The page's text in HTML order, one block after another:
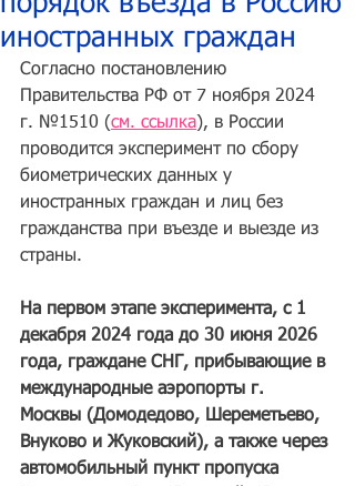
иностранных граждан
Согласно постановлению
Правительства РФ от 7 ноября 2024
г. №1510 (см. ссылка), в России
проводится эксперимент по сбору
биометрических данных у
иностранных граждан и лиц без
гражданства при въезде и выезде из
страны.
На первом этапе эксперимента, с 1
декабря 2024 года до 30 июня 2026
года, граждане СНГ, прибывающие в
международные аэропорты г.
Москвы (Домодедово, Шереметьево,
Внуково и Жуковский), а также через
автомобильный пункт пропуска